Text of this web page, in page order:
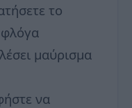
το
μαύρισμα
να